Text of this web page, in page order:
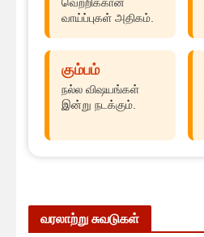
வெற்றிக்கான
வாய்ப்புகள் அதிகம்.
கும்பம்
நல்ல விஷயங்கள்
இன்று நடக்கும்.
வரலாற்று சுவடுகள்